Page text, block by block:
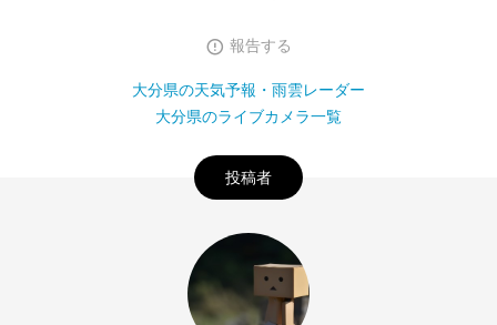
報告する
大分県の天気予報・雨雲レーダー
大分県のライブカメラ一覧
投稿者